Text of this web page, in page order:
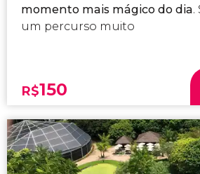
momento mais mágico do dia.
um percurso muito
R$150